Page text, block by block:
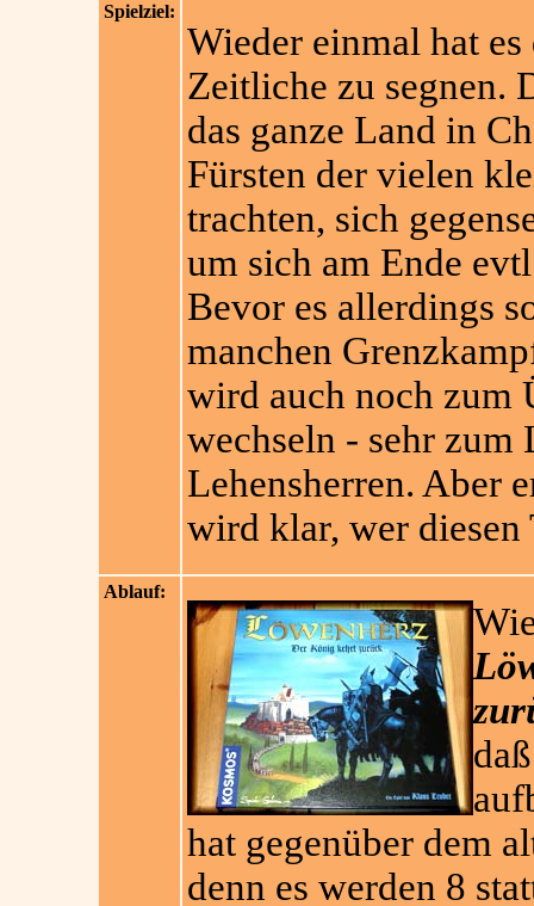
Spielziel:
Wieder einmal hat
Zeitliche zu segnen.
das ganze Land in
Fürsten der vielen
trachten, sich
um sich am Ende
Bevor es allerdings
manchen
wird auch noch zum
wechseln - sehr zum
Lehensherren. Aber
wird klar, wer
Ablauf:
hat gegenüber dem
denn es werden 8